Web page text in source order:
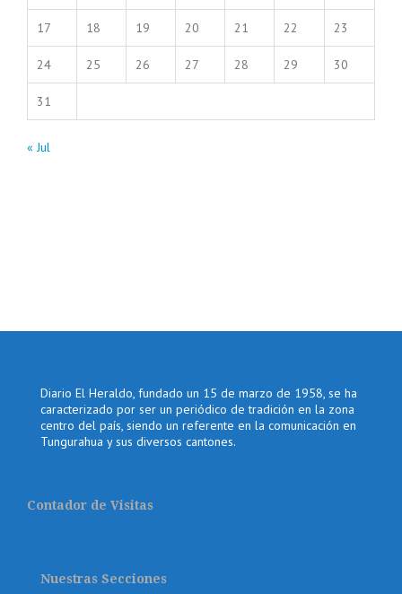
17 18 19 20 21 22 23
24 25 26 27 28 29 30
31
« Jul
Diario El Heraldo, fundado un 15 de marzo de 1958, se ha
caracterizado por ser un periódico de tradición en la zona
centro del país, siendo un referente en la comunicación en
Tungurahua y sus diversos cantones.
Contador de Visitas
Nuestras Secciones